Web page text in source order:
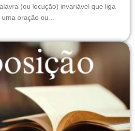
(ou locução) invariável que liga
oração ou...